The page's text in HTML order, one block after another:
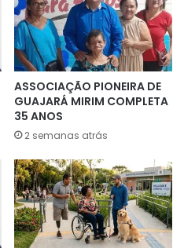
ASSOCIAÇÃO PIONEIRA DE
GUAJARÁ MIRIM COMPLETA
35 ANOS
2 semanas atrás